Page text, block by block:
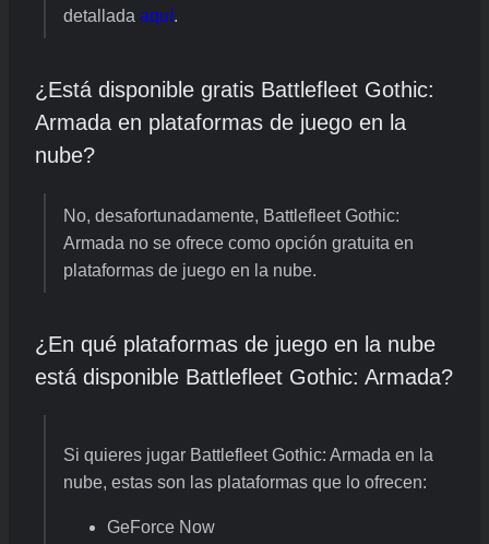
detallada aquí.
¿Está disponible gratis Battlefleet Gothic:
Armada en plataformas de juego en la
nube?
No, desafortunadamente, Battlefleet Gothic:
Armada no se ofrece como opción gratuita en
plataformas de juego en la nube.
¿En qué plataformas de juego en la nube
está disponible Battlefleet Gothic: Armada?
Si quieres jugar Battlefleet Gothic: Armada en la
nube, estas son las plataformas que lo ofrecen:
GeForce Now